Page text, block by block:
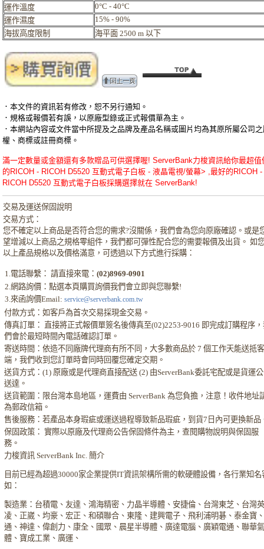
運作溫度
0°C - 40°C
運作濕度
15% - 90%
海拔高度限制
海平面 2500 m 以下
．本文件的資訊若有修改，恕不另行通知。
．規格或報價若有誤，以原廠型錄或正式報價單為主。
．本網站內容或文件當中所提及之品牌及產品名稱或圖片均為其原所屬公司
權、商標或註冊商標。
滿一定數量或金額還有多款贈品可供選擇喔! ServerBank力梭資訊給你最超值
的RICOH - RICOH D5520 互動式電子白板 - 液晶電視/螢幕> ,最好的RICOH -
RICOH D5520 互動式電子白板採購選擇就在 ServerBank!
交易及運送保固說明
交易方式：
您不確定以上商品是否符合您的需求?沒關係，我們會為您向原廠確認。或是
望增減以上商品之規格零組件，我們都可彈性配合您的需要報價及出貨。 如
以上產品規格以及價格滿意，可透過以下方式進行採購：
1.電話聯繫： 請直接來電：(02)8969-0901
2.網路詢價：點選本頁購買詢價我們會立即與您聯繫!
3.來函詢價Email: service@serverbank.com.tw
付款方式：如客戶為首次交易採現金交易。
傳真訂單： 直接將正式報價單簽名後傳真至(02)2253-9016 即完成訂購程序
們會於最短時間內電話確認訂單。
寄送時間：依造不同廠牌代理商有所不同，大多數商品於 7 個工作天能送抵
端，我們收到您訂單時會同時回覆您確定交期。
送貨方式：(1) 原廠或是代理商直接配送 (2) 由ServerBank委託宅配或是貨運
送達。
送貨範圍：限台灣本島地區，運費由 ServerBank 為您負擔，注意！收件地址
為郵政信箱。
售後服務：若產品本身瑕疵或運送過程導致新品瑕疵，到貨7日內可更換新品
保固政策： 實際以原廠及代理商公告保固條件為主，查閱購物說明與保固服
務。
力梭資訊 ServerBank Inc. 簡介
目前已經為超過30000家企業提供IT資訊架構所需的軟硬體設備，各行業知名
如：
製造業：台積電、友達、鴻海精密、力晶半導體、安捷倫、台灣東芝、台灣
凌、正崴、均豪、宏正、和碩聯合、東隆、建興電子、飛利浦明碁、泰金寶
通、神達、偉創力、康全、國眾、晨星半導體、廣達電腦、廣穎電通、聯華
體、寶成工業、廣運、